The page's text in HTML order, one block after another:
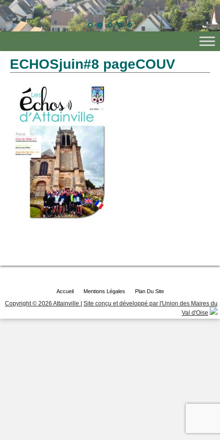
ECHOSjuin#8 pageCOUV
Accueil Mentions Légales Plan Du Site
Copyright © 2026 Attainville | Site conçu et développé par l'Union des Maires du
Val d'Oise